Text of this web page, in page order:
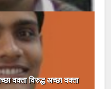
वक्ता विरुद्ध अच्छा वक्ता